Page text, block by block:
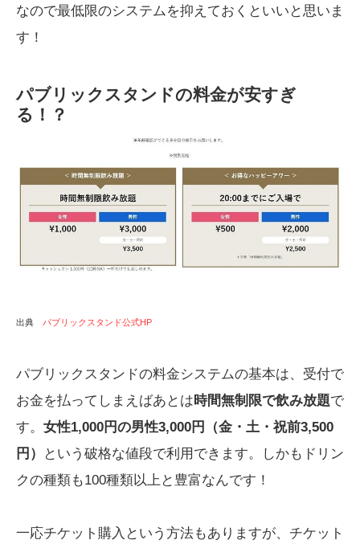
なので最低限のシステムを抑えておくといいと思いま
す！
パブリックスタンドの料金が安すぎ
る！？
出典 パブリックスタンド公式HP
パブリックスタンドの料金システムの基本は、受付で
お金を払ってしまえばあとは 時間無制限で飲み放題で
す。 女性1,000円の男性3,000円（金・土・祝前3,500
円）
という破格な値段で利用できます。しかもドリン
クの種類も100種類以上と豊富なんです！
一応チケット購入という方法もありますが、チケット